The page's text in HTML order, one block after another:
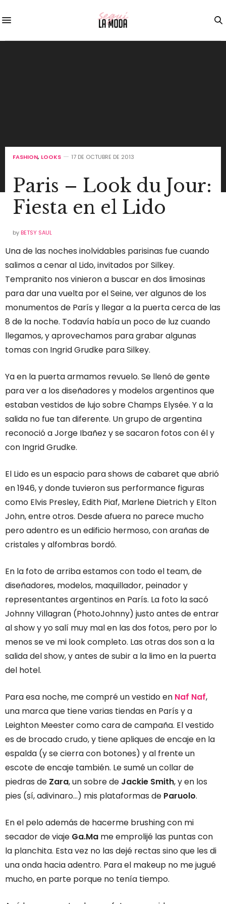
FASHION, LOOKS 17 DE OCTUBRE DE 2013
Paris – Look du Jour:
Fiesta en el Lido
by BETSY SAUL
Una de las noches inolvidables parisinas fue cuando
salimos a cenar al Lido, invitados por Silkey.
Tempranito nos vinieron a buscar en dos limosinas
para dar una vuelta por el Seine, ver algunos de los
monumentos de París y llegar a la puerta cerca de las
8 de la noche. Todavía había un poco de luz cuando
llegamos, y aprovechamos para grabar algunas
tomas con Ingrid Grudke para Silkey.
Ya en la puerta armamos revuelo. Se llenó de gente
para ver a los diseñadores y modelos argentinos que
estaban vestidos de lujo sobre Champs Elysée. Y a la
salida no fue tan diferente. Un grupo de argentina
reconoció a Jorge Ibañez y se sacaron fotos con él y
con Ingrid Grudke.
El Lido es un espacio para shows de cabaret que abrió
en 1946, y donde tuvieron sus performance figuras
como Elvis Presley, Edith Piaf, Marlene Dietrich y Elton
John, entre otros. Desde afuera no parece mucho
pero adentro es un edificio hermoso, con arañas de
cristales y alfombras bordó.
En la foto de arriba estamos con todo el team, de
diseñadores, modelos, maquillador, peinador y
representantes argentinos en París. La foto la sacó
Johnny Villagran (PhotoJohnny) justo antes de entrar
al show y yo salí muy mal en las dos fotos, pero por lo
menos se ve mi look completo. Las otras dos son a la
salida del show, y antes de subir a la limo en la puerta
del hotel.
Para esa noche, me compré un vestido en Naf Naf,
una marca que tiene varias tiendas en París y a
Leighton Meester como cara de campaña. El vestido
es de brocado crudo, y tiene apliques de encaje en la
espalda (y se cierra con botones) y al frente un
escote de encaje también. Le sumé un collar de
piedras de Zara, un sobre de Jackie Smith, y en los
pies (sí, adivinaro…) mis plataformas de Paruolo.
En el pelo además de hacerme brushing con mi
secador de viaje Ga.Ma me emprolijé las puntas con
la planchita. Esta vez no las dejé rectas sino que les di
una onda hacia adentro. Para el makeup no me jugué
mucho, en parte porque no tenía tiempo.